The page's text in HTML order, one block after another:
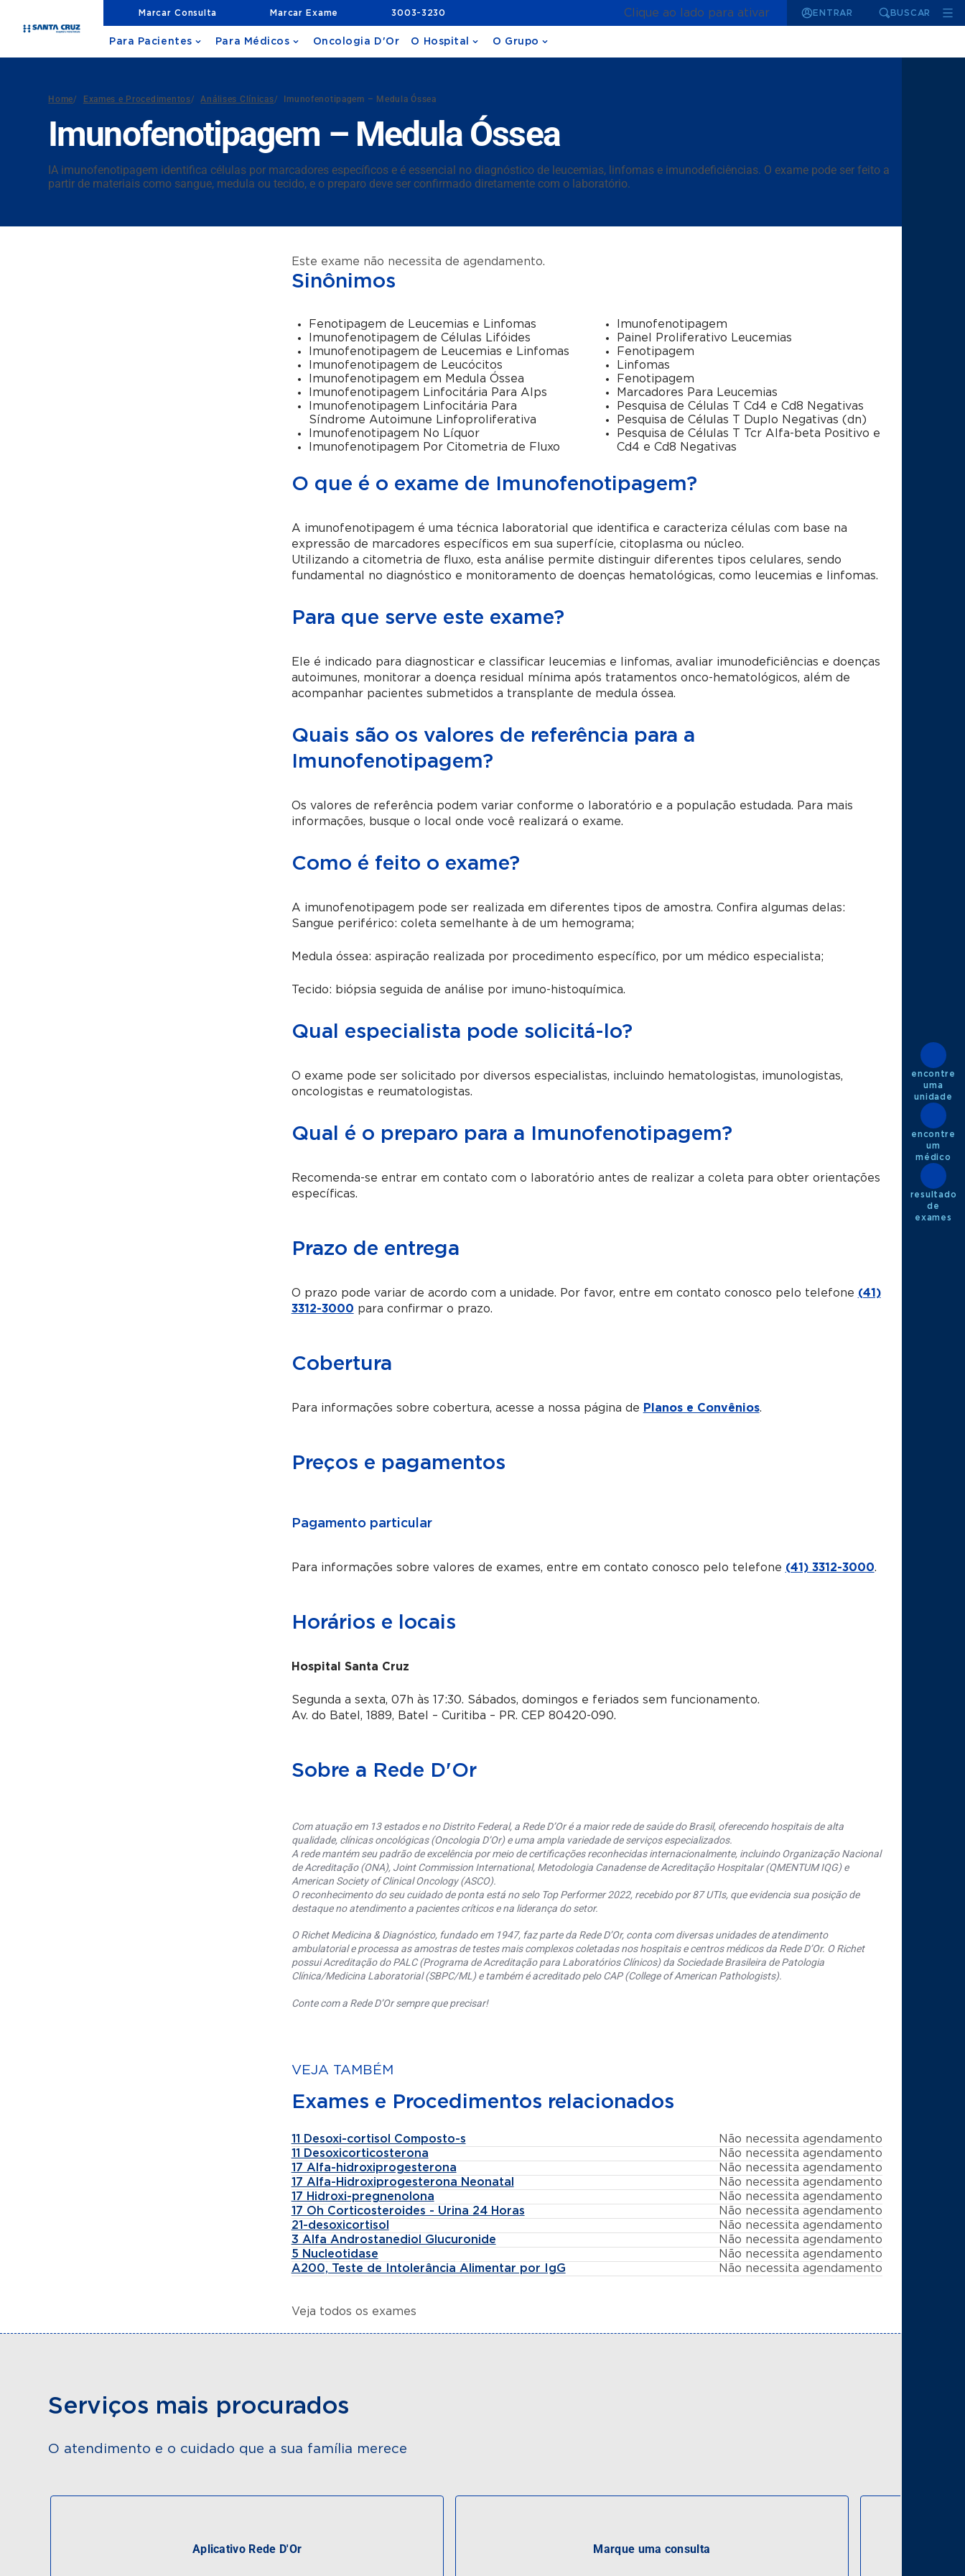
Marcar Consulta Marcar Exame 3003-3230 Clique ao lado para ativar ENTRAR BUSCAR
Para Pacientes Para Médicos Oncologia D'Or O Hospital O Grupo
Home/ Exames e Procedimentos/ Análises Clínicas/ Imunofenotipagem – Medula Óssea
Imunofenotipagem – Medula Óssea
IA imunofenotipagem identifica células por marcadores específicos e é essencial no diagnóstico de leucemias, linfomas e imunodeficiências. O exame pode ser feito a
partir de materiais como sangue, medula ou tecido, e o preparo deve ser confirmado diretamente com o laboratório.
Este exame não necessita de agendamento.
Sinônimos
Fenotipagem de Leucemias e Linfomas
Imunofenotipagem de Células Lifóides
Imunofenotipagem de Leucemias e Linfomas
Imunofenotipagem de Leucócitos
Imunofenotipagem em Medula Óssea
Imunofenotipagem Linfocitária Para Alps
Imunofenotipagem Linfocitária Para
Síndrome Autoimune Linfoproliferativa
Imunofenotipagem No Líquor
Imunofenotipagem Por Citometria de Fluxo
Imunofenotipagem
Painel Proliferativo Leucemias
Fenotipagem
Linfomas
Fenotipagem
Marcadores Para Leucemias
Pesquisa de Células T Cd4 e Cd8 Negativas
Pesquisa de Células T Duplo Negativas (dn)
Pesquisa de Células T Tcr Alfa-beta Positivo e
Cd4 e Cd8 Negativas
O que é o exame de Imunofenotipagem?
A imunofenotipagem é uma técnica laboratorial que identifica e caracteriza células com base na
expressão de marcadores específicos em sua superfície, citoplasma ou núcleo.
Utilizando a citometria de fluxo, esta análise permite distinguir diferentes tipos celulares, sendo
fundamental no diagnóstico e monitoramento de doenças hematológicas, como leucemias e linfomas.
Para que serve este exame?
Ele é indicado para diagnosticar e classificar leucemias e linfomas, avaliar imunodeficiências e doenças
autoimunes, monitorar a doença residual mínima após tratamentos onco-hematológicos, além de
acompanhar pacientes submetidos a transplante de medula óssea.
Quais são os valores de referência para a
Imunofenotipagem?
Os valores de referência podem variar conforme o laboratório e a população estudada. Para mais
informações, busque o local onde você realizará o exame.
Como é feito o exame?
A imunofenotipagem pode ser realizada em diferentes tipos de amostra. Confira algumas delas:
Sangue periférico: coleta semelhante à de um hemograma;
Medula óssea: aspiração realizada por procedimento específico, por um médico especialista;
Tecido: biópsia seguida de análise por imuno-histoquímica.
Qual especialista pode solicitá-lo?
O exame pode ser solicitado por diversos especialistas, incluindo hematologistas, imunologistas,
oncologistas e reumatologistas.
Qual é o preparo para a Imunofenotipagem?
Recomenda-se entrar em contato com o laboratório antes de realizar a coleta para obter orientações
específicas.
Prazo de entrega
O prazo pode variar de acordo com a unidade. Por favor, entre em contato conosco pelo telefone (41)
3312-3000 para confirmar o prazo.
Cobertura
Para informações sobre cobertura, acesse a nossa página de Planos e Convênios.
Preços e pagamentos
Pagamento particular
Para informações sobre valores de exames, entre em contato conosco pelo telefone (41) 3312-3000.
Horários e locais
Hospital Santa Cruz
Segunda a sexta, 07h às 17:30. Sábados, domingos e feriados sem funcionamento.
Av. do Batel, 1889, Batel – Curitiba – PR. CEP 80420-090.
Sobre a Rede D'Or
Com atuação em 13 estados e no Distrito Federal, a Rede D’Or é a maior rede de saúde do Brasil, oferecendo hospitais de alta
qualidade, clínicas oncológicas (Oncologia D’Or) e uma ampla variedade de serviços especializados.
A rede mantém seu padrão de excelência por meio de certificações reconhecidas internacionalmente, incluindo Organização Nacional
de Acreditação (ONA), Joint Commission International, Metodologia Canadense de Acreditação Hospitalar (QMENTUM IQG) e
American Society of Clinical Oncology (ASCO).
O reconhecimento do seu cuidado de ponta está no selo Top Performer 2022, recebido por 87 UTIs, que evidencia sua posição de
destaque no atendimento a pacientes críticos e na liderança do setor.
O Richet Medicina & Diagnóstico, fundado em 1947, faz parte da Rede D’Or, conta com diversas unidades de atendimento
ambulatorial e processa as amostras de testes mais complexos coletadas nos hospitais e centros médicos da Rede D’Or. O Richet
possui Acreditação do PALC (Programa de Acreditação para Laboratórios Clínicos) da Sociedade Brasileira de Patologia
Clínica/Medicina Laboratorial (SBPC/ML) e também é acreditado pelo CAP (College of American Pathologists).
Conte com a Rede D’Or sempre que precisar!
VEJA TAMBÉM
Exames e Procedimentos relacionados
11 Desoxi-cortisol Composto-s
Não necessita agendamento
11 Desoxicorticosterona
Não necessita agendamento
17 Alfa-hidroxiprogesterona
Não necessita agendamento
17 Alfa-Hidroxiprogesterona Neonatal
Não necessita agendamento
17 Hidroxi-pregnenolona
Não necessita agendamento
17 Oh Corticosteroides - Urina 24 Horas
Não necessita agendamento
21-desoxicortisol
Não necessita agendamento
3 Alfa Androstanediol Glucuronide
Não necessita agendamento
5 Nucleotidase
Não necessita agendamento
A200, Teste de Intolerância Alimentar por IgG
Não necessita agendamento
Veja todos os exames
Serviços mais procurados
O atendimento e o cuidado que a sua família merece
Aplicativo Rede D'Or Marque uma consulta
encontre
uma
unidade
encontre
um
médico
resultado
de
exames